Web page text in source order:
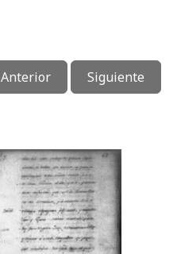
Anterior Siguiente